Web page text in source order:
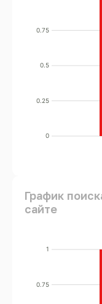
0
0.25
0.5
0.75
График
сайте
0.75
1